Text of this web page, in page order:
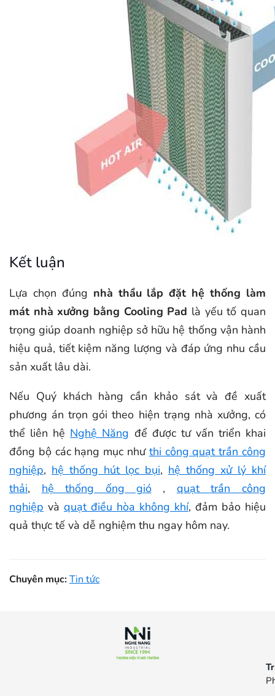
Kết luận
Lựa chọn đúng nhà thầu lắp đặt hệ thống làm
mát nhà xưởng bằng Cooling Pad là yếu tố quan
trọng giúp doanh nghiệp sở hữu hệ thống vận hành
hiệu quả, tiết kiệm năng lượng và đáp ứng nhu cầu
sản xuất lâu dài.
Nếu Quý khách hàng cần khảo sát và đề xuất
phương án trọn gói theo hiện trạng nhà xưởng, có
thể liên hệ Nghệ Năng để được tư vấn triển khai
đồng bộ các hạng mục như thi công quạt trần công
nghiệp, hệ thống hút lọc bụi, hệ thống xử lý khí
thải, hệ thống ống gió, quạt trần công
nghiệp và quạt điều hòa không khí, đảm bảo hiệu
quả thực tế và dễ nghiệm thu ngay hôm nay.
Chuyên mục:Tin tức